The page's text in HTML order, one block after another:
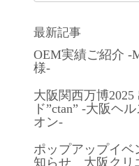
最新記事
OEM実績ご紹介 -
様-
大阪関西万博2025
ド”ctan” -大阪ヘ
オン-
ポップアップイベ
知らせ 大阪クリ